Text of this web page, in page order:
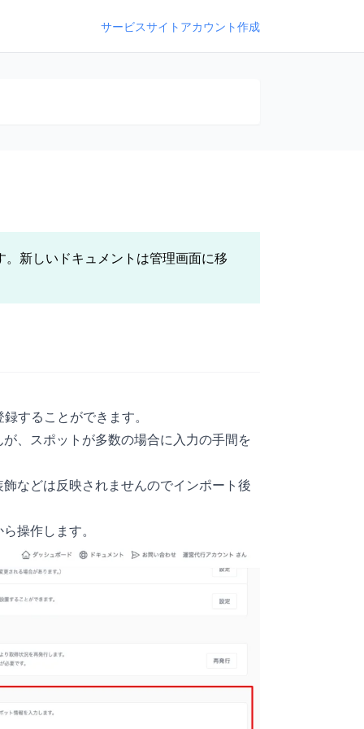
サービスサイト アカウント作成
新しいドキュメントは管理画面に移
することができます。
、スポットが多数の場合に入力の手間を
などは反映されませんのでインポート後
操作します。